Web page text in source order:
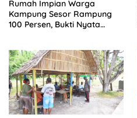
Rumah Impian Warga
Kampung Sesor Rampung
100 Persen, Bukti Nyata